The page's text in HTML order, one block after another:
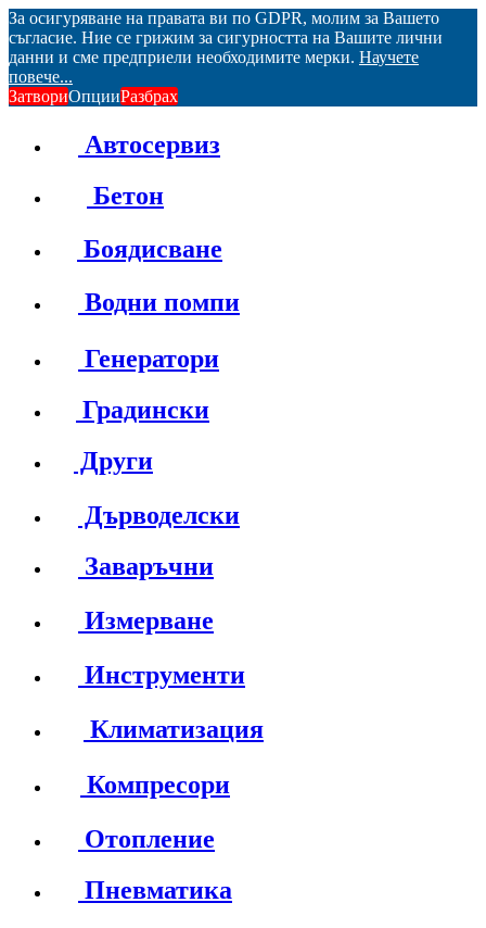
За осигуряване на правата ви по GDPR, молим за Вашето
съгласие. Ние се грижим за сигурността на Вашите лични
данни и сме предприели необходимите мерки. Научете
повече...
ЗатвориОпцииРазбрах
Автосервиз
Бетон
Боядисване
Водни помпи
Генератори
Градински
Други
Дърводелски
Заваръчни
Измерване
Инструменти
Климатизация
Компресори
Отопление
Пневматика